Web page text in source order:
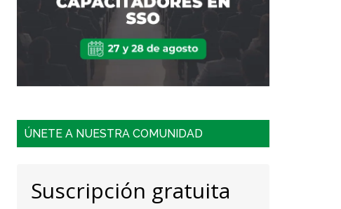
ÚNETE A NUESTRA COMUNIDAD
Suscripción gratuita